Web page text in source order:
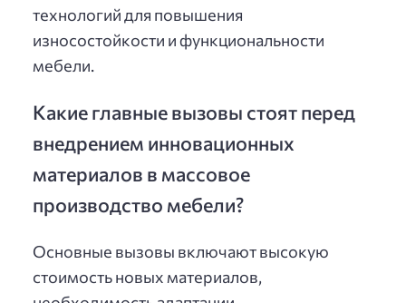
технологий для повышения
износостойкости и функциональности
мебели.
Какие главные вызовы стоят перед
внедрением инновационных
материалов в массовое
производство мебели?
Основные вызовы включают высокую
стоимость новых материалов,